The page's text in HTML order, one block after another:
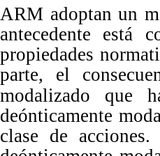
ARM adoptan un
antecedente está
propiedades
parte, el
modalizado que
deónticamente
clase de acciones.